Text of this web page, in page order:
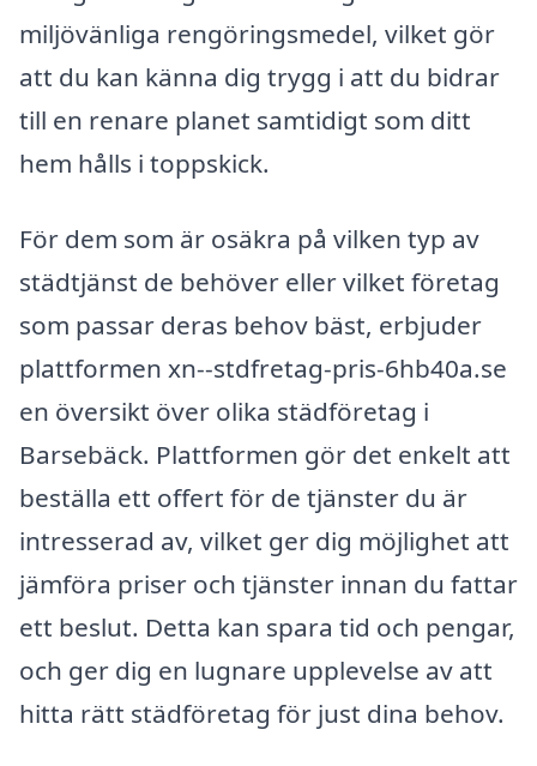
miljövänliga rengöringsmedel, vilket gör
att du kan känna dig trygg i att du bidrar
till en renare planet samtidigt som ditt
hem hålls i toppskick.
För dem som är osäkra på vilken typ av
städtjänst de behöver eller vilket företag
som passar deras behov bäst, erbjuder
plattformen xn--stdfretag-pris-6hb40a.se
en översikt över olika städföretag i
Barsebäck. Plattformen gör det enkelt att
beställa ett offert för de tjänster du är
intresserad av, vilket ger dig möjlighet att
jämföra priser och tjänster innan du fattar
ett beslut. Detta kan spara tid och pengar,
och ger dig en lugnare upplevelse av att
hitta rätt städföretag för just dina behov.